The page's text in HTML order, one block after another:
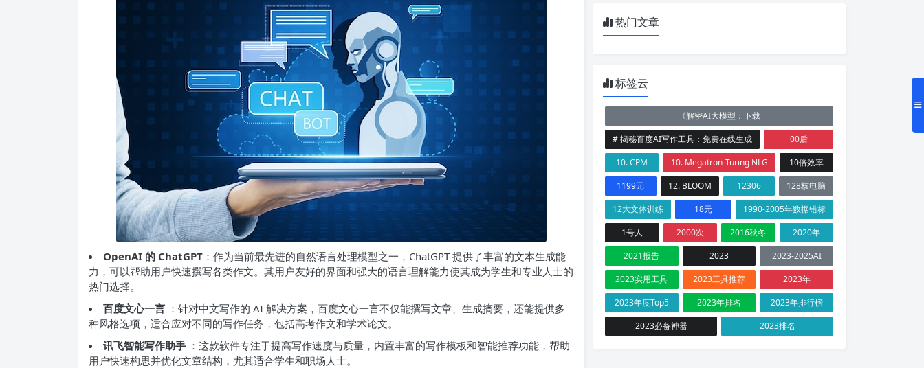
OpenAI 的 ChatGPT ：作为当前最先进的自然语言处理模型之一，ChatGPT 提供了丰富的文本生成能
力，可以帮助用户快速撰写各类作文。其用户友好的界面和强大的语言理解能力使其成为学生和专业人士的
热门选择。
百度文心一言 ：针对中文写作的 AI 解决方案，百度文心一言不仅能撰写文章、生成摘要，还能提供多
种风格选项，适合应对不同的写作任务，包括高考作文和学术论文。
讯飞智能写作助手 ：这款软件专注于提高写作速度与质量，内置丰富的写作模板和智能推荐功能，帮助
用户快速构思并优化文章结构，尤其适合学生和职场人士。
热门文章
标签云
《解密AI大模型：下载
# 揭秘百度AI写作工具：免费在线生成
00后
10. CPM
10. Megatron-Turing NLG
10倍效率
1199元
12. BLOOM 12306
128核电脑
12大文体训练
18元
1990-2005年数据错标
1号人
2000次 2016秋冬
2020年
2021报告
2023
2023-2025AI
2023实用工具
2023工具推荐
2023年
2023年度Top5
2023年排名
2023年排行榜
2023必备神器
2023排名